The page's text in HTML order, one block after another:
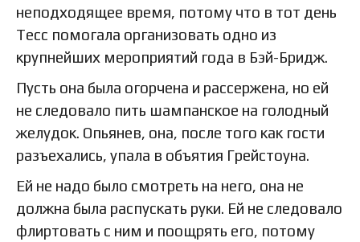
неподходящее время, потому что в тот день
Тесс помогала организовать одно из
крупнейших мероприятий года в Бэй-Бридж.
Пусть она была огорчена и рассержена, но ей
не следовало пить шампанское на голодный
желудок. Опьянев, она, после того как гости
разъехались, упала в объятия Грейстоуна.
Ей не надо было смотреть на него, она не
должна была распускать руки. Ей не следовало
флиртовать с ним и поощрять его, потому